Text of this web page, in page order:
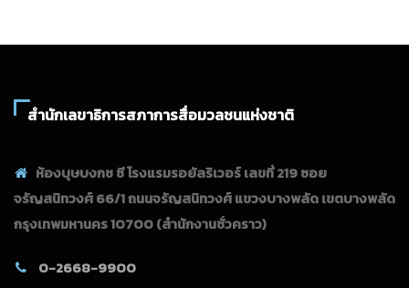
สำนักเลขาธิการสภาการสื่อมวลชนแห่งชาติ
ห้องบุษบงกช ซี โรงแรมรอยัลริเวอร์ เลขที่ 219 ซอย
จรัญสนิทวงศ์ 66/1 ถนนจรัญสนิทวงศ์ แขวงบางพลัด เขตบางพลัด
กรุงเทพมหานคร 10700(สำนักงานชั่วคราว)
0-2668-9900